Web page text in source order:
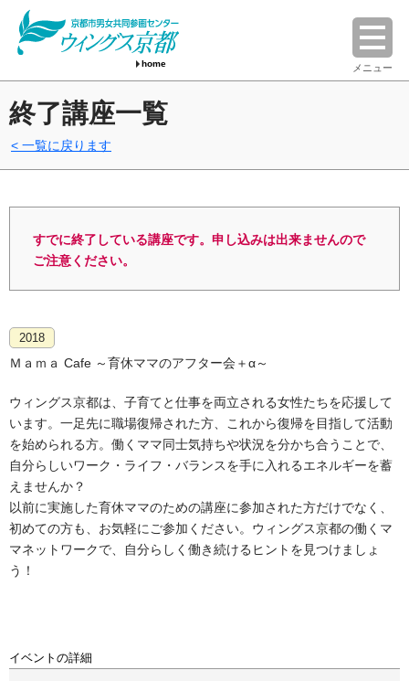
home メニュー
終了講座一覧
一覧に戻ります
すでに終了している講座です。申し込みは出来ませんので
ご注意ください。
2018
Ｍａｍａ Cafe ～育休ママのアフター会＋α～
ウィングス京都は、子育てと仕事を両立される女性たちを応援して
います。一足先に職場復帰された方、これから復帰を目指して活動
を始められる方。働くママ同士気持ちや状況を分かち合うことで、
自分らしいワーク・ライフ・バランスを手に入れるエネルギーを蓄
えませんか？
以前に実施した育休ママのための講座に参加された方だけでなく、
初めての方も、お気軽にご参加ください。ウィングス京都の働くマ
マネットワークで、自分らしく働き続けるヒントを見つけましょ
う！
イベントの詳細